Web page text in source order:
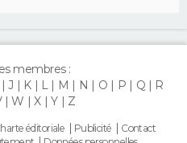
membres :
J K L M N O P Q
R
W X Y Z
éditoriale Publicité
Contact